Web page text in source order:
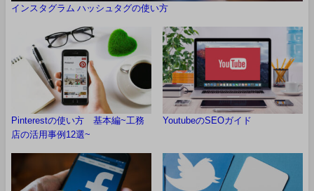
インスタグラム ハッシュタグの使い方
Pinterestの使い方 基本編~工務
店の活用事例12選~
YoutubeのSEOガイド